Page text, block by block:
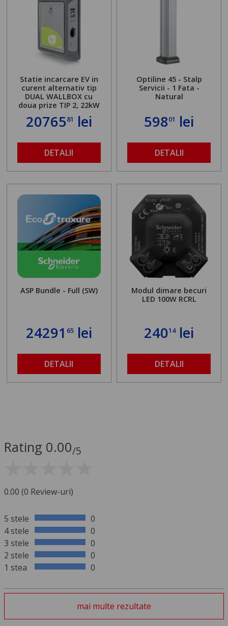
Statie incarcare EV in
curent alternativ tip
DUAL WALLBOX cu
doua prize TIP 2, 22kW
2076581 lei
DETALII
Optiline 45 - Stalp
Servicii - 1 Fata -
Natural
59801 lei
DETALII
ASP Bundle - Full (SW)
24291 65lei
DETALII
Modul dimare becuri
LED 100W RCRL
24014lei
DETALII
Rating 0.00/5
0.00 (0 Review-uri)
5 stele
0
4 stele
0
3 stele
0
2 stele
0
1 stea
0
mai multe rezultate